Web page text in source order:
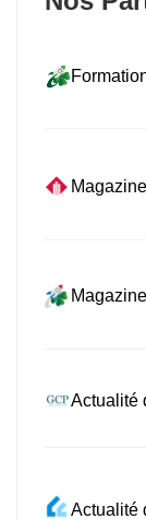
Actualité
Actualité